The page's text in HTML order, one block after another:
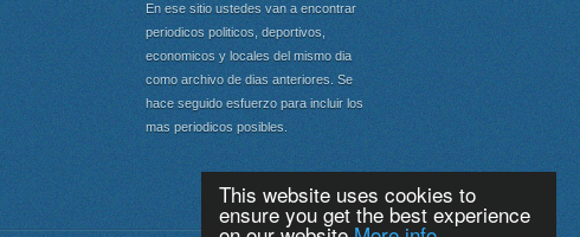
This website uses cookies to
ensure you get the best experience
En ese sitio ustedes van a encontrar
periodicos politicos, deportivos,
economicos y locales del mismo dia
como archivo de dias anteriores. Se
hace seguido esfuerzo para incluir los
mas periodicos posibles.